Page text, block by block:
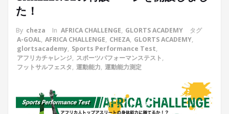
た！
By cheza In AFRICA CHALLENGE, GLORTS ACADEMY
タグ
A-GOAL, AFRICA CHALLENGE, CHEZA, GLORTS ACADEMY,
glortsacademy, Sports Performance Test,
アフリカチャレンジ, スポーツパフォーマンステスト,
フットサルフェスタ, 運動能力, 運動能力測定